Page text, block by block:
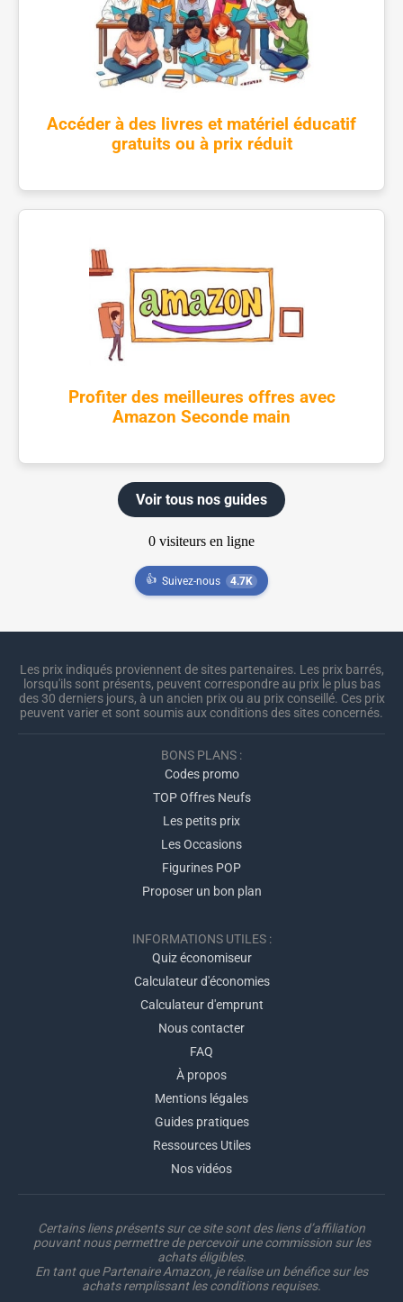
Accéder à des livres et matériel éducatif
gratuits ou à prix réduit
Profiter des meilleures offres avec
Amazon Seconde main
Voir tous nos guides
👍 Suivez-nous 4.7K
Les prix indiqués proviennent de sites partenaires. Les prix barrés,
lorsqu'ils sont présents, peuvent correspondre au prix le plus bas
des 30 derniers jours, à un ancien prix ou au prix conseillé. Ces prix
peuvent varier et sont soumis aux conditions des sites concernés.
BONS PLANS :
Codes promo
TOP Offres Neufs
Les petits prix
Les Occasions
Figurines POP
Proposer un bon plan
INFORMATIONS UTILES :
Quiz économiseur
Calculateur d'économies
Calculateur d'emprunt
Nous contacter
FAQ
À propos
Mentions légales
Guides pratiques
Ressources Utiles
Nos vidéos
Certains liens présents sur ce site sont des liens d’affiliation
pouvant nous permettre de percevoir une commission sur les
achats éligibles.
En tant que Partenaire Amazon, je réalise un bénéfice sur les
achats remplissant les conditions requises.